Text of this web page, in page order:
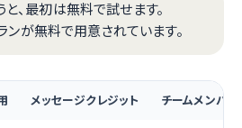
、最初は無料で試せます。
が無料で用意されています。
メッセージクレジット チームメンバー